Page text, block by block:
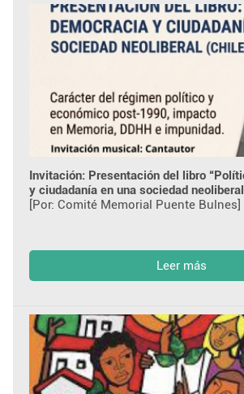
Invitación: Presentación del libro
y ciudadanía en una sociedad
[Por: Comité Memorial Puente Bulnes]
Leer más